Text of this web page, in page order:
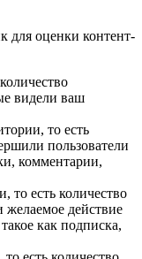
для оценки контент-
видели ваш
то есть
пользователи
комментарии,
то есть количество
желаемое действие
как подписка,